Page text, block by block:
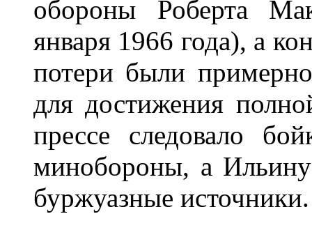
обороны Роберта
января 1966 года), а
потери были
для достижения
прессе следовало
минобороны, а Ильину
буржуазные источники.